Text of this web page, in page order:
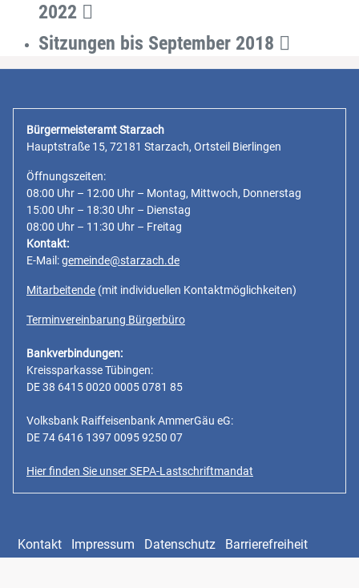
2022
Sitzungen bis September 2018
Bürgermeisteramt Starzach
Hauptstraße 15, 72181 Starzach, Ortsteil Bierlingen
Öffnungszeiten:
08:00 Uhr – 12:00 Uhr – Montag, Mittwoch, Donnerstag
15:00 Uhr – 18:30 Uhr – Dienstag
08:00 Uhr – 11:30 Uhr – Freitag
Kontakt:
E-Mail:gemeinde@starzach.de
Mitarbeitende (mit individuellen Kontaktmöglichkeiten)
Terminvereinbarung Bürgerbüro
Bankverbindungen:
Kreissparkasse Tübingen:
DE 38 6415 0020 0005 0781 85
Volksbank Raiffeisenbank AmmerGäu eG:
DE 74 6416 1397 0095 9250 07
Hier finden Sie unser SEPA-Lastschriftmandat
Kontakt Impressum Datenschutz Barrierefreiheit